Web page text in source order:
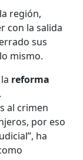
región,
con la salida
sus
mismo.
reforma
al crimen
por eso
ha